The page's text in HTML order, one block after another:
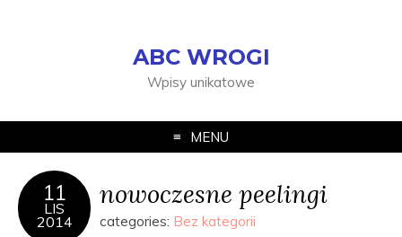
ABC WROGI
Wpisy unikatowe
MENU
11
LIS
2014
nowoczesne peelingi
categories: Bez kategorii